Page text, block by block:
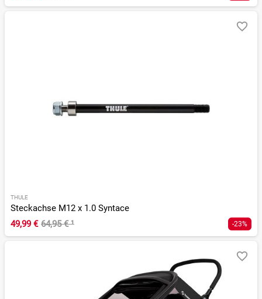
THULE
Steckachse M12 x 1.0 Syntace
49,99 € 64,95 €¹ -23%